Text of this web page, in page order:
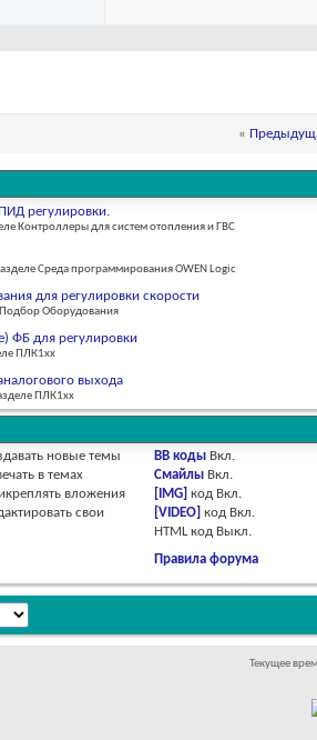
«
регулировки.
Контроллеры для систем отопления и ГВС
Среда программирования OWEN Logic
для регулировки скорости
Подбор Оборудования
ФБ для регулировки
ПЛК1хх
выхода
ПЛК1хх
новые темы
в темах
вложения
свои
BB коды Вкл.
Смайлы Вкл.
[IMG] код Вкл.
[VIDEO] код Вкл.
HTML код Выкл.
Правила форума
Текущее